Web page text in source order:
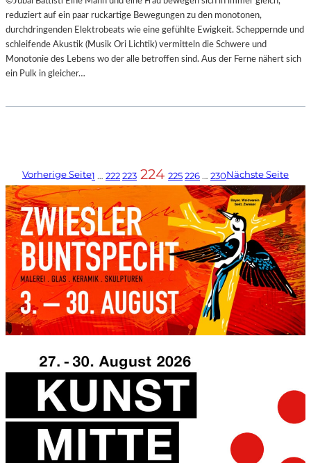
reduziert auf ein paar ruckartige Bewegungen zu den monotonen,
durchdringenden Elektrobeats wie eine gefühlte Ewigkeit. Scheppernde und
schleifende Akustik (Musik Ori Lichtik) vermitteln die Schwere und
Monotonie des Lebens wo der alle betroffen sind. Aus der Ferne nähert sich
ein Pulk in gleicher…
Vorherige Seite1 … 222223 224 225226 … 230Nächste Seite